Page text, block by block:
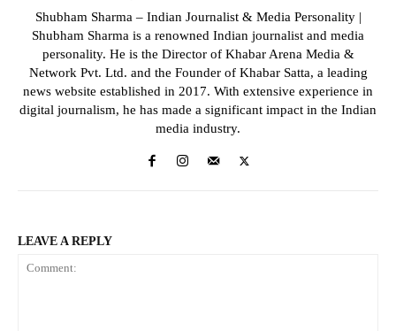
Shubham Sharma – Indian Journalist & Media Personality |
Shubham Sharma is a renowned Indian journalist and media
personality. He is the Director of Khabar Arena Media &
Network Pvt. Ltd. and the Founder of Khabar Satta, a leading
news website established in 2017. With extensive experience in
digital journalism, he has made a significant impact in the Indian
media industry.
LEAVE A REPLY